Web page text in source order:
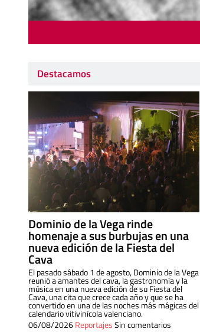
Destacamos
Dominio de la Vega rinde
homenaje a sus burbujas en una
nueva edición de la Fiesta del
Cava
El pasado sábado 1 de agosto, Dominio de la Vega
reunió a amantes del cava, la gastronomía y la
música en una nueva edición de su Fiesta del
Cava, una cita que crece cada año y que se ha
convertido en una de las noches más mágicas del
calendario vitivinícola valenciano.
06/08/2026ReportajesSin comentarios